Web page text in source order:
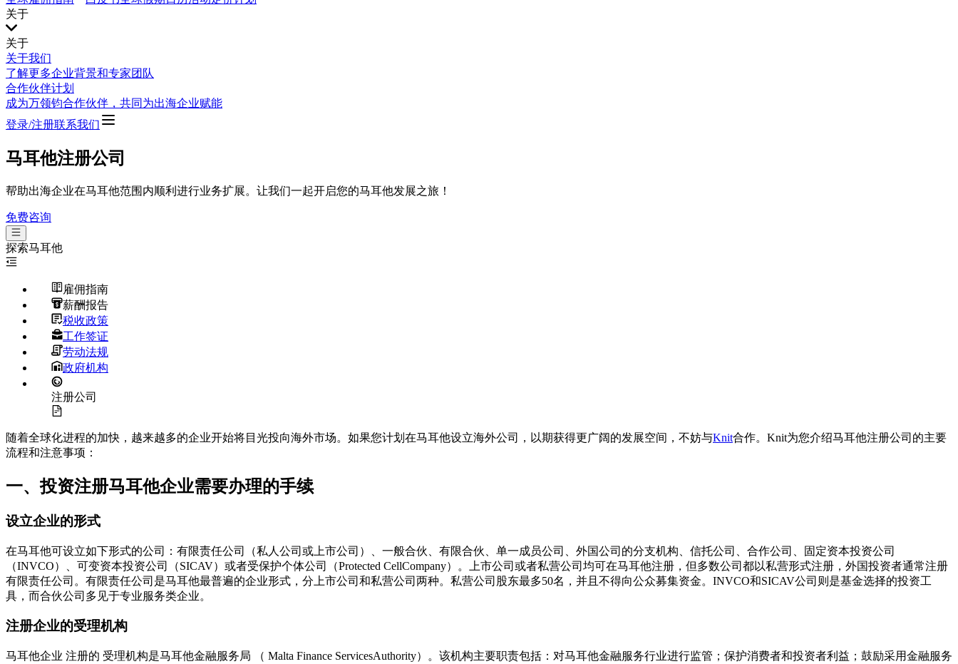
关于
关于
关于我们
了解更多企业背景和专家团队
合作伙伴计划
成为万领钧合作伙伴，共同为出海企业赋能
登录/注册联系我们
马耳他注册公司
帮助出海企业在马耳他范围内顺利进行业务扩展。让我们一起开启您的马耳他发展之旅！
免费咨询
探索马耳他
雇佣指南
薪酬报告
税收政策
工作签证
劳动法规
政府机构
注册公司
随着全球化进程的加快，越来越多的企业开始将目光投向海外市场。如果您计划在马耳他设立海外公司，以期获得更广阔的发展空间，不妨与Knit合作。Knit为您介绍马耳他注册公司的主要
流程和注意事项：
一、投资注册马耳他企业需要办理的手续
设立企业的形式
在马耳他可设立如下形式的公司：有限责任公司（私人公司或上市公司）、一般合伙、有限合伙、单一成员公司、外国公司的分支机构、信托公司、合作公司、固定资本投资公司
（INVCO）、可变资本投资公司（SICAV）或者受保护个体公司（Protected CellCompany）。上市公司或者私营公司均可在马耳他注册，但多数公司都以私营形式注册，外国投资者通常注册
有限责任公司。有限责任公司是马耳他最普遍的企业形式，分上市公司和私营公司两种。私营公司股东最多50名，并且不得向公众募集资金。INVCO和SICAV公司则是基金选择的投资工
具，而合伙公司多见于专业服务类企业。
注册企业的受理机构
马耳他企业 注册的 受理机构是马耳他金融服务局 （ Malta Finance ServicesAuthority）。该机构主要职责包括：对马耳他金融服务行业进行监管；保护消费者和投资者利益；鼓励采用金融服务